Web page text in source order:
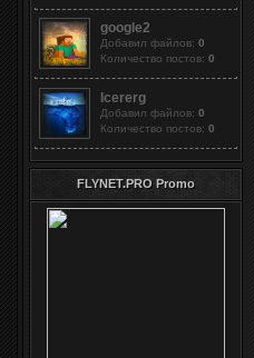
google2
Добавил файлов: 0
Количество постов: 0
Icererg
Добавил файлов: 0
Количество постов: 0
FLYNET.PRO Promo